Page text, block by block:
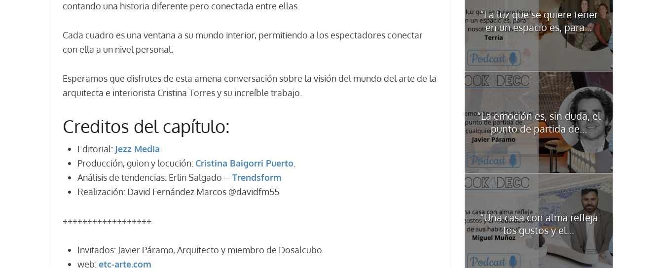
contando una historia diferente pero conectada entre ellas.
Cada cuadro es una ventana a su mundo interior, permitiendo a los espectadores conectar
con ella a un nivel personal.
Esperamos que disfrutes de esta amena conversación sobre la visión del mundo del arte de la
arquitecta e interiorista Cristina Torres y su increíble trabajo.
Creditos del capítulo:
Editorial: Jezz Media
Producción, guion y locución: Cristina Baigorri Puerto
Análisis de tendencias: Erlin Salgado – Trendsform
Realización: David Fernández Marcos @davidfm55
++++++++++++++++++
Invitados: Javier Páramo, Arquitecto y miembro de Dosalcubo
web: etc-arte.com
“La luz que se quiere tener
en un espacio es, para...
“La emoción es, sin duda, el
punto de partida de...
“Una casa con alma refleja
los gustos y el...